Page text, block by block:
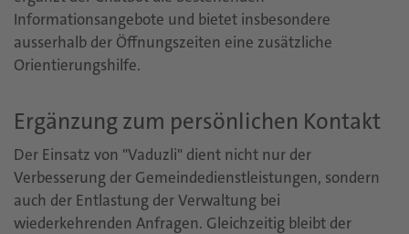
Informationsangebote und bietet insbesondere
ausserhalb der Öffnungszeiten eine zusätzliche
Orientierungshilfe.
Ergänzung zum persönlichen Kontakt
Der Einsatz von "Vaduzli" dient nicht nur der
Verbesserung der Gemeindedienstleistungen, sondern
auch der Entlastung der Verwaltung bei
wiederkehrenden Anfragen. Gleichzeitig bleibt der